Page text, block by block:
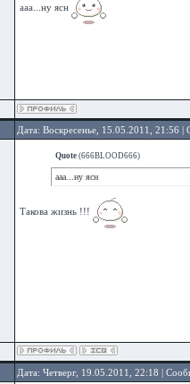
ааа...ну ясн
Дата: Воскресенье, 15.05.2011, 21:56
Quote (666BLOOD666)
ааа...ну ясн
Такова жизнь !!!
Дата: Четверг, 19.05.2011, 22:18 |